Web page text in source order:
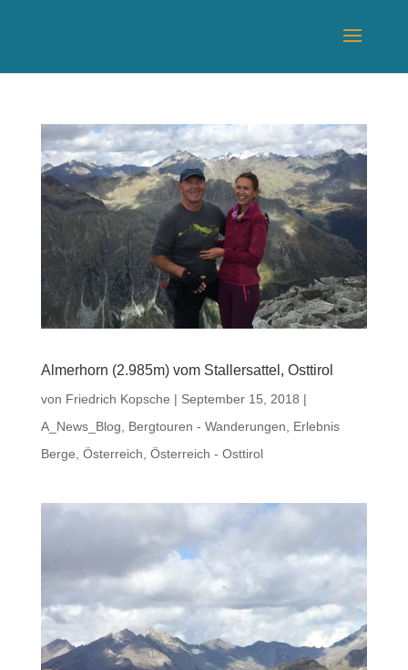
Almerhorn (2.985m) vom Stallersattel, Osttirol
von Friedrich Kopsche | September 15, 2018 |
A_News_Blog
Bergtouren - Wanderungen
Erlebnis
Berge Österreich Österreich - Osttirol